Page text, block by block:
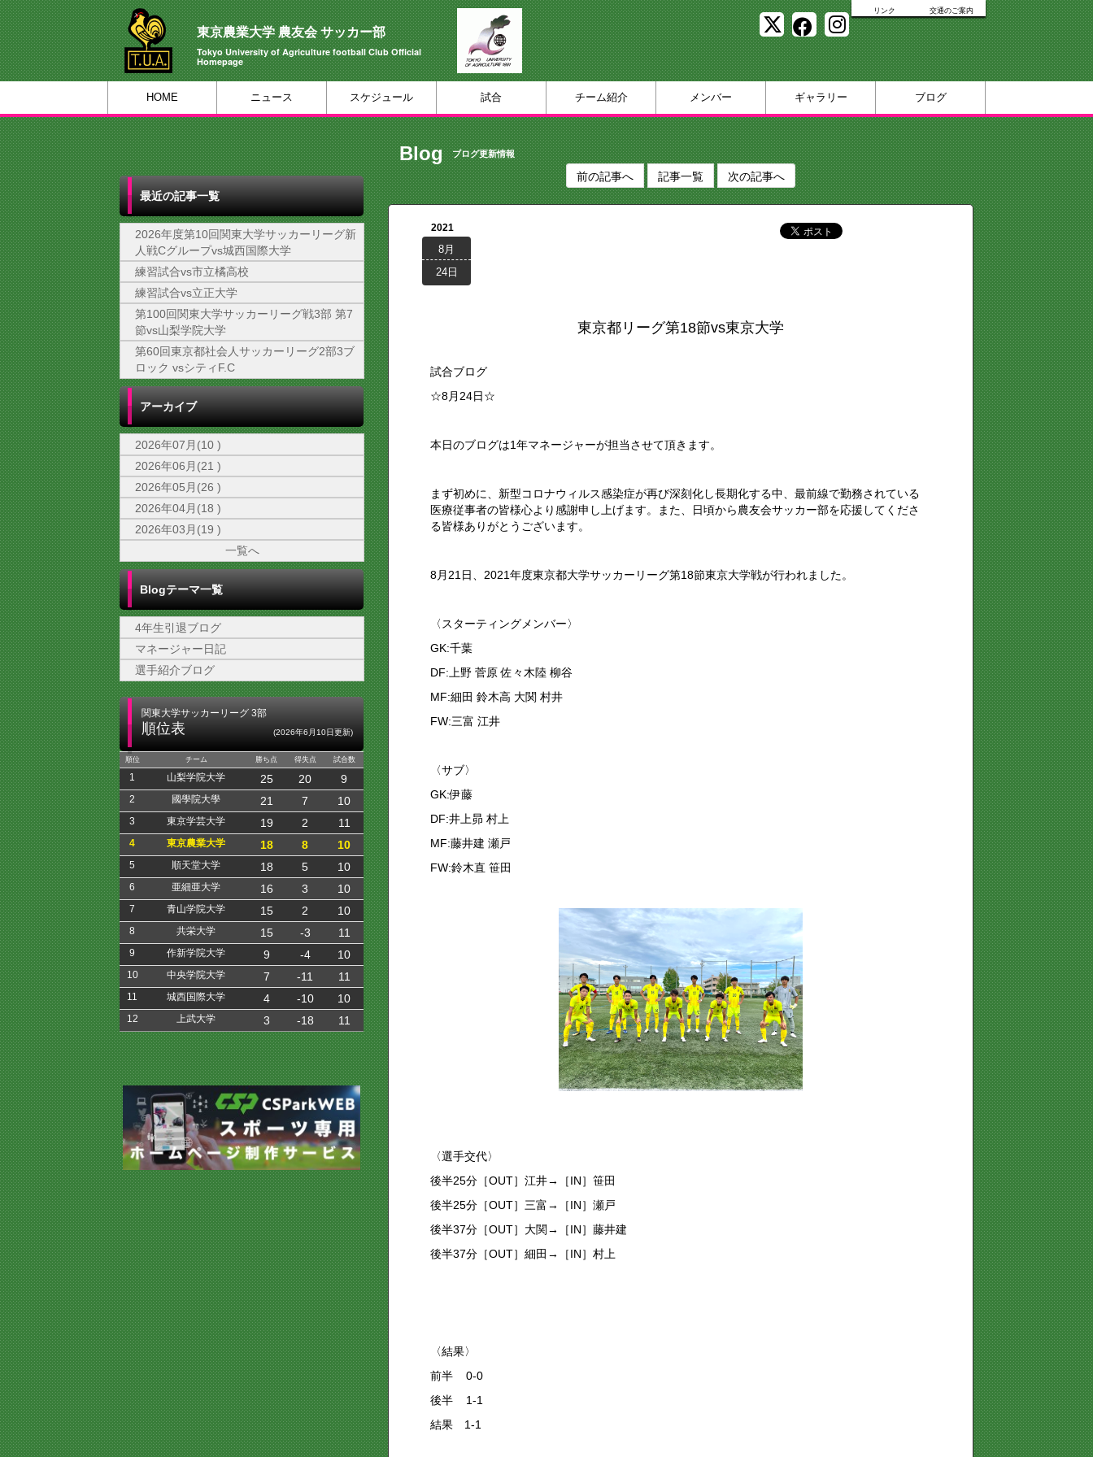
リンク 交通のご案内
東京農業大学 農友会 サッカー部
Tokyo University of Agriculture football Club Official
Homepage
HOME ニュース スケジュール 試合 チーム紹介 メンバー ギャラリー ブログ
最近の記事一覧
2026年度第10回関東大学サッカーリーグ新
人戦Cグループvs城西国際大学
練習試合vs市立橘高校
練習試合vs立正大学
第100回関東大学サッカーリーグ戦3部 第7
節vs山梨学院大学
第60回東京都社会人サッカーリーグ2部3ブ
ロック vsシティF.C
アーカイブ
2026年07月(10 )
2026年06月(21 )
2026年05月(26 )
2026年04月(18 )
2026年03月(19 )
一覧へ
Blogテーマ一覧
4年生引退ブログ
マネージャー日記
選手紹介ブログ
関東大学サッカーリーグ 3部
順位表 (2026年6月10日更新)
順位 チーム 勝ち点 得失点 試合数
1 山梨学院大学 25 20 9
2 國學院大學 21 7 10
3 東京学芸大学 19 2 11
4 東京農業大学 18 8 10
5 順天堂大学 18 5 10
6 亜細亜大学 16 3 10
7 青山学院大学 15 2 10
8 共栄大学 15 -3 11
9 作新学院大学 9 -4 10
10 中央学院大学 7 -11 11
11 城西国際大学 4 -10 10
12 上武大学 3 -18 11
Blog ブログ更新情報
前の記事へ 記事一覧 次の記事へ
2021
8月
24日
東京都リーグ第18節vs東京大学
試合ブログ
☆8月24日☆
本日のブログは1年マネージャーが担当させて頂きます。
まず初めに、新型コロナウィルス感染症が再び深刻化し長期化する中、最前線で勤務されている
医療従事者の皆様心より感謝申し上げます。また、日頃から農友会サッカー部を応援してくださ
る皆様ありがとうございます。
8月21日、2021年度東京都大学サッカーリーグ第18節東京大学戦が行われました。
〈スターティングメンバー〉
GK:千葉
DF:上野 菅原 佐々木陸 柳谷
MF:細田 鈴木高 大関 村井
FW:三富 江井
〈サブ〉
GK:伊藤
DF:井上昴 村上
MF:藤井建 瀬戸
FW:鈴木直 笹田
〈選手交代〉
後半25分［OUT］江井→［IN］笹田
後半25分［OUT］三富→［IN］瀬戸
後半37分［OUT］大関→［IN］藤井建
後半37分［OUT］細田→［IN］村上
〈結果〉
前半 0-0
後半 1-1
結果 1-1